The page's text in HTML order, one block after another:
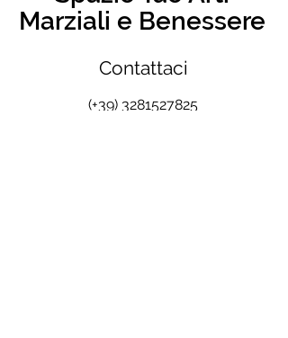
Marziali e Benessere
Contattaci
(+39) 3281527825